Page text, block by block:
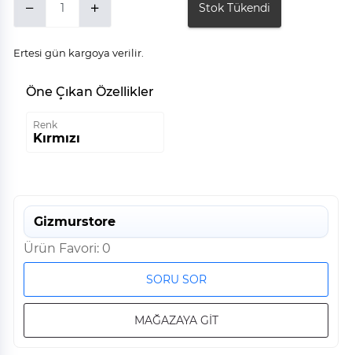
Stok Tükendi
Ertesi gün kargoya verilir.
Öne Çıkan Özellikler
Renk
Kırmızı
Gizmurstore
Ürün Favori: 0
SORU SOR
MAĞAZAYA GİT